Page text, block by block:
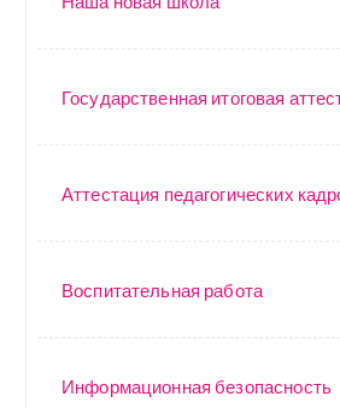
Государственная итоговая
Аттестация педагогических
Воспитательная работа
Информационная безопасность